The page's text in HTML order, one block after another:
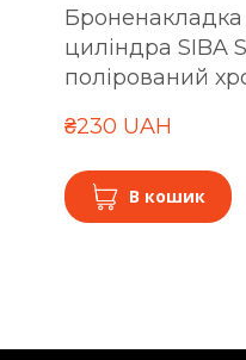
циліндра SIBA
полірований
₴230 UAH
В кошик